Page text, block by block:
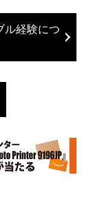
ル経験につ